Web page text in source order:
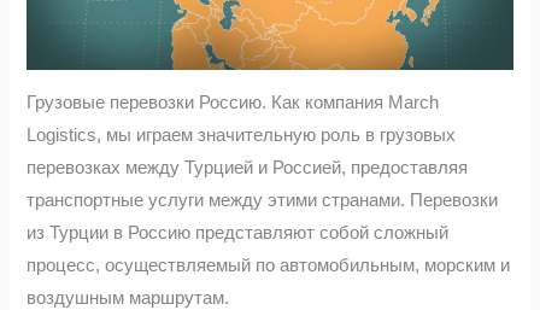
Грузовые перевозки Россию. Как компания March
Logistics, мы играем значительную роль в грузовых
перевозках между Турцией и Россией, предоставляя
транспортные услуги между этими странами. Перевозки
из Турции в Россию представляют собой сложный
процесс, осуществляемый по автомобильным, морским и
воздушным маршрутам.